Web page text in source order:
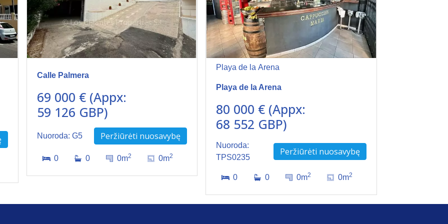
Calle Palmera
69 000 € (Appx:
59 126 GBP)
Nuoroda: G5 Peržiūrėti nuosavybę
0 0 0m2 0m2
Playa de la Arena
Playa de la Arena
80 000 € (Appx:
68 552 GBP)
Nuoroda:
TPS0235
Peržiūrėti nuosavybę
0 0 0m2 0m2